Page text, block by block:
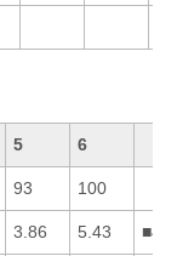
5 6
93 100
3.86 5.43